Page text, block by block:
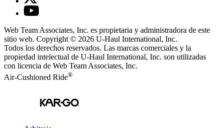
Web Team Associates, Inc. es propietaria y administradora de este
sitio web. Copyright © 2026 U-Haul International, Inc.
Todos los derechos reservados. Las marcas comerciales y la
propiedad intelectual de U-Haul International, Inc. son utilizadas
con licencia de Web Team Associates, Inc.
Air-Cushioned Ride®